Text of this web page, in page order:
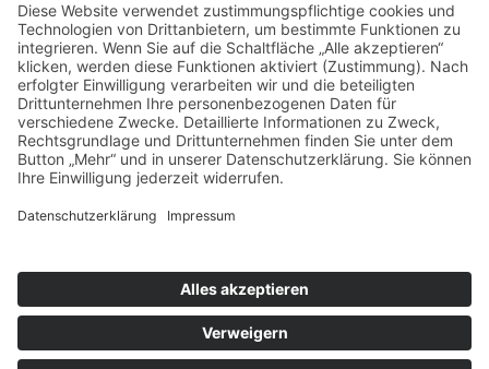
© Izabel Sneberger-Dielmann -Schöne Augen & mehrin
Kosmetik Mossautal.
In der Nähe von Erbach, Heppenheim, Weinheim, Fürth,
Rimbach, Mörlenbach Hessische Odenwald & Bergstraße
Realisiert vonwww.geh-online.eu
Impressum Datenschutz|Disclaimer
fa fa-facebook-official